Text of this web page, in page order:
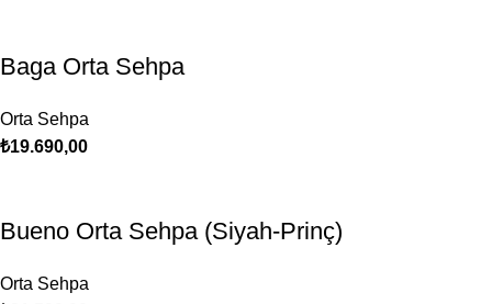
Baga Orta Sehpa
Orta Sehpa
₺19.690,00
Bueno Orta Sehpa (Siyah-Prinç)
Orta Sehpa